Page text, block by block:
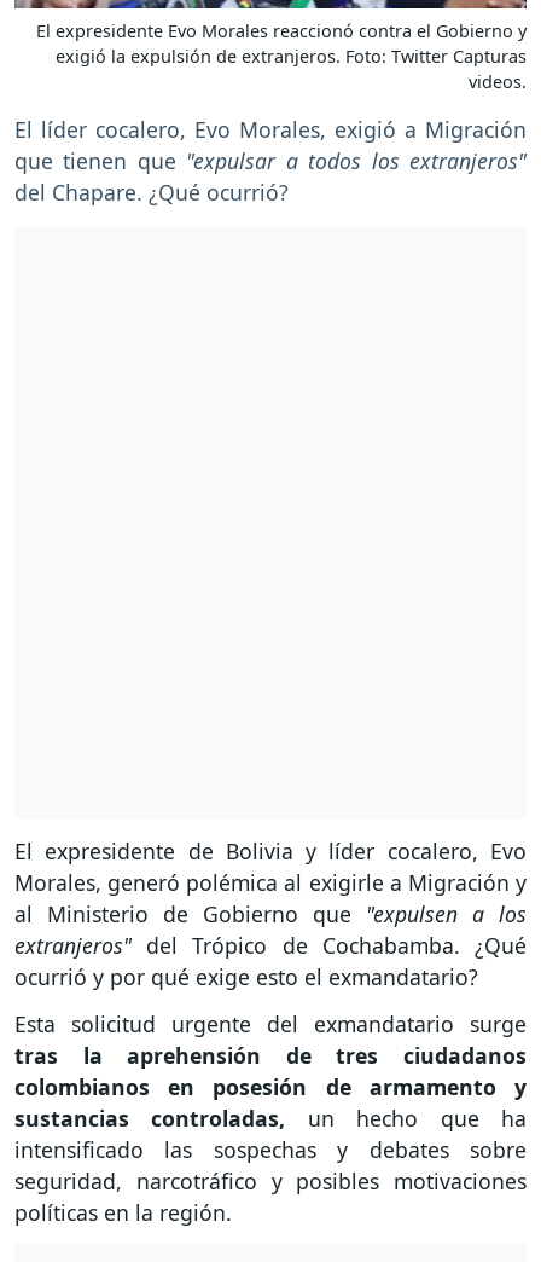
El expresidente Evo Morales reaccionó contra el Gobierno y
exigió la expulsión de extranjeros. Foto: Twitter Capturas
videos.
El líder cocalero, Evo Morales, exigió a Migración
que tienen que "expulsar a todos los extranjeros"
del Chapare. ¿Qué ocurrió?
El expresidente de Bolivia y líder cocalero, Evo
Morales, generó polémica al exigirle a Migración y
al Ministerio de Gobierno que "expulsen a los
extranjeros"del Trópico de Cochabamba. ¿Qué
ocurrió y por qué exige esto el exmandatario?
Esta solicitud urgente del exmandatario surge
tras la aprehensión de tres ciudadanos
colombianos en posesión de armamento y
sustancias controladas, un hecho que ha
intensificado las sospechas y debates sobre
seguridad, narcotráfico y posibles motivaciones
políticas en la región.